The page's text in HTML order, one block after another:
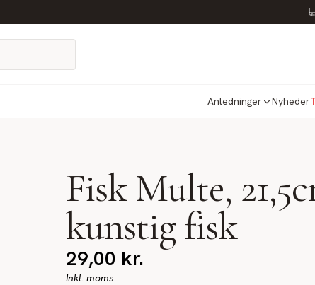
Anledninger Nyheder
Fisk Multe,
kunstig fisk
29,00 kr.
Inkl. moms.